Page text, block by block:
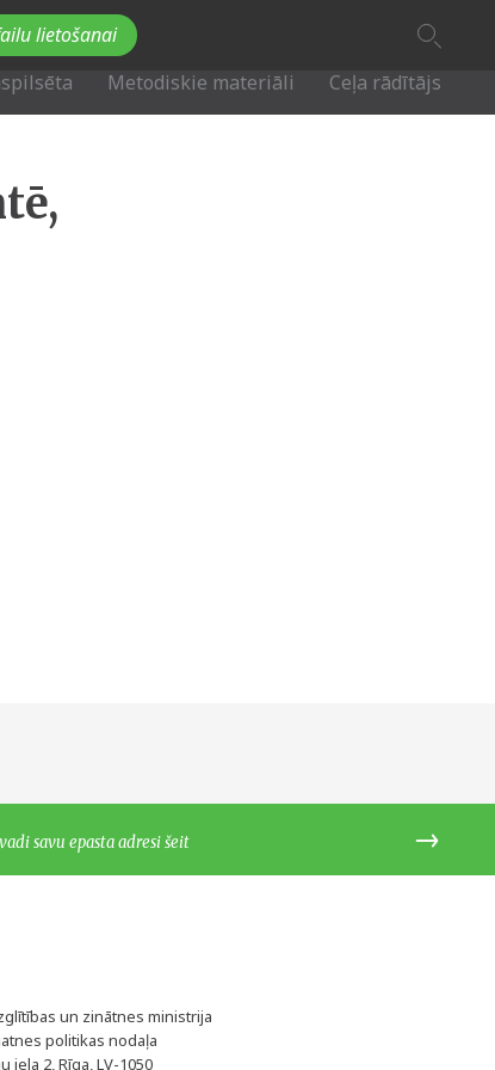
lietošanai
Metodiskie materiāli Ceļa rādītājs
un zinātnes ministrija
politikas nodaļa
iela 2, Rīga, LV-1050